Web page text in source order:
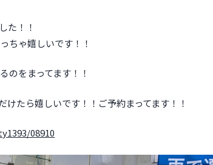
た！！
ちゃ嬉しいです！！
のをまってます！！
たら嬉しいです！！ご予約まってます！！
08910